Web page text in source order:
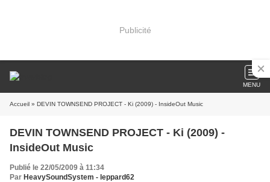
Publicité
MENU
Accueil » DEVIN TOWNSEND PROJECT - Ki (2009) - InsideOut Music
DEVIN TOWNSEND PROJECT - Ki (2009) -
InsideOut Music
Publié le 22/05/2009 à 11:34
Par HeavySoundSystem - leppard62